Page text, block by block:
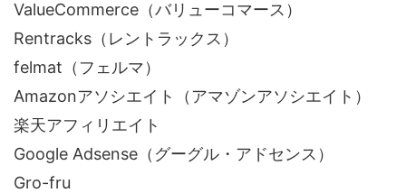
ValueCommerce（バリューコマース）
Rentracks（レントラックス）
felmat（フェルマ）
Amazonアソシエイト（アマゾンアソシエイト）
楽天アフィリエイト
Google Adsense（グーグル・アドセンス）
Gro-fru